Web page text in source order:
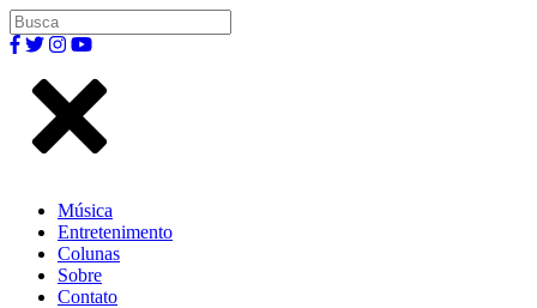
Música
Entretenimento
Colunas
Sobre
Contato